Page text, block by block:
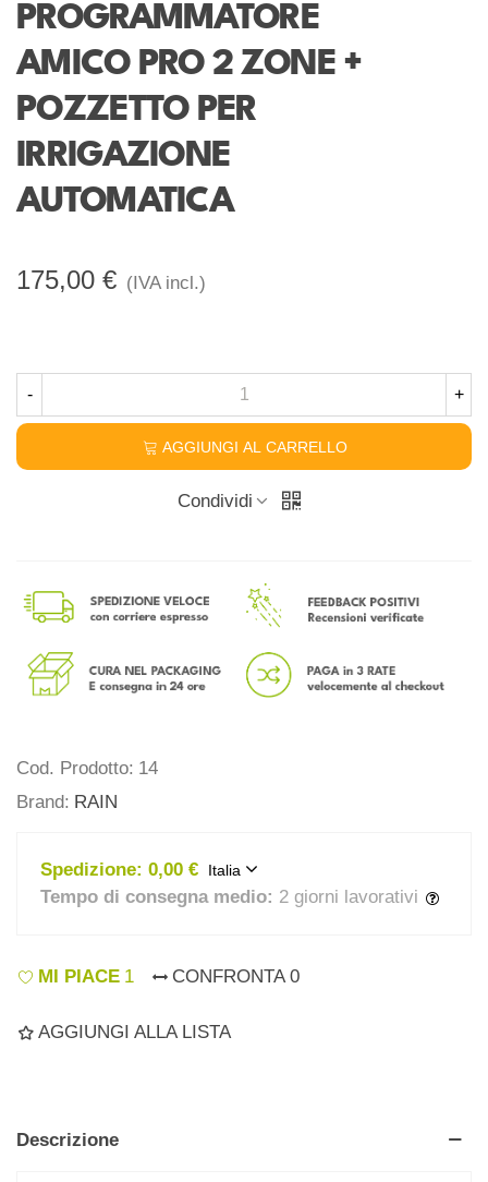
PROGRAMMATORE
AMICO PRO 2 ZONE +
POZZETTO PER
IRRIGAZIONE
AUTOMATICA
175,00 € (IVA incl.)
- +
AGGIUNGI AL CARRELLO
Condividi
Cod. Prodotto: 14
Brand: RAIN
Spedizione: 0,00 € Italia
Tempo di consegna medio: 2 giorni lavorativi
MI PIACE 1 CONFRONTA 0
AGGIUNGI ALLA LISTA
Descrizione